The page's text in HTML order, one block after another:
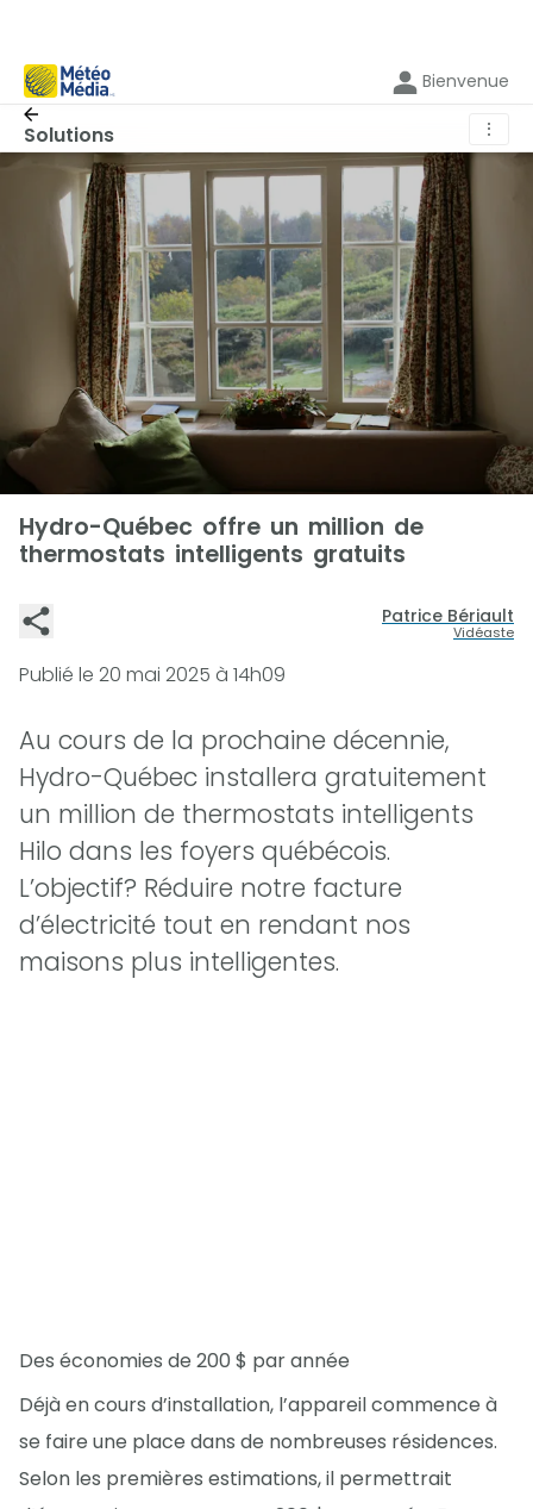
Bienvenue
Solutions ⋮
Hydro-Québec offre un million de
thermostats intelligents gratuits
Patrice Bériault
Vidéaste
Publié le 20 mai 2025 à 14h09
Au cours de la prochaine décennie,
Hydro-Québec installera gratuitement
un million de thermostats intelligents
Hilo dans les foyers québécois.
L’objectif? Réduire notre facture
d’électricité tout en rendant nos
maisons plus intelligentes.
Des économies de 200 $ par année
Déjà en cours d’installation, l’appareil commence à
se faire une place dans de nombreuses résidences.
Selon les premières estimations, il permettrait